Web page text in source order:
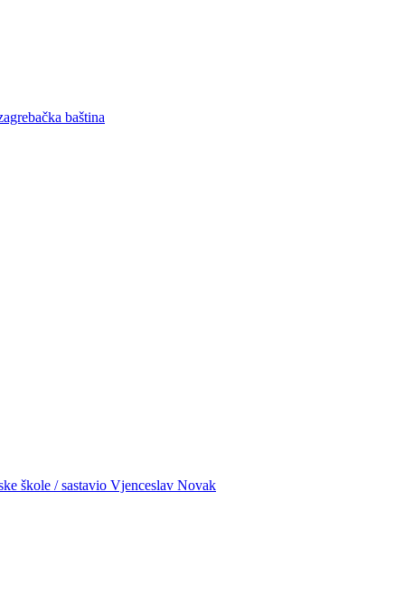
baština
škole / sastavio Vjenceslav Novak